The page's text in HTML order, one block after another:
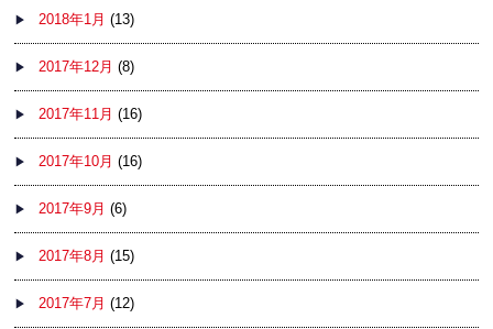
2018年1月 (13)
2017年12月 (8)
2017年11月 (16)
2017年10月 (16)
2017年9月 (6)
2017年8月 (15)
2017年7月 (12)